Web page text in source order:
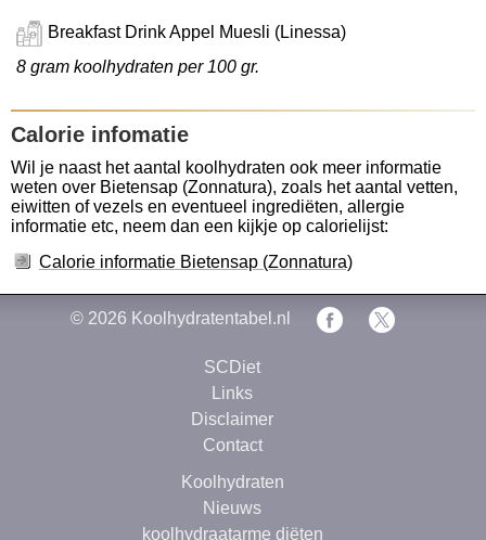
Breakfast Drink Appel Muesli (Linessa)
8 gram koolhydraten per 100 gr.
Calorie infomatie
Wil je naast het aantal koolhydraten ook meer informatie
weten over Bietensap (Zonnatura), zoals het aantal vetten,
eiwitten of vezels en eventueel ingrediëten, allergie
informatie etc, neem dan een kijkje op calorielijst:
Calorie informatie Bietensap (Zonnatura)
© 2026 Koolhydratentabel.nl
SCDiet
Links
Disclaimer
Contact
Koolhydraten
Nieuws
koolhydraatarme diëten